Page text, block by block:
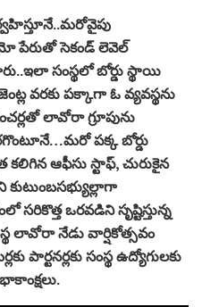
పేరుతో సెకండ్ లెవెల్
సంస్థలో బోర్డు స్థాయి
వరకు పక్కాగా ఓ వ్యవస్థను
లావోరా గ్రూపును
పక్క బోర్డు
కలిగిన ఆఫీసు స్టాఫ్, చురుకైన
సరికొత్త ఒరవడిని సృష్టిస్తున్న
లావోరా నేడు వార్షికోత్సవం
పార్టనర్లకు సంస్థ ఉద్యోగులకు